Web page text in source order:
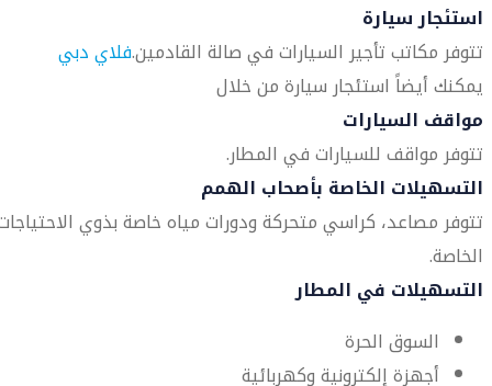
استئجار سيارة
تتوفر مكاتب تأجير السيارات في صالة القادمين.
يمكنك أيضاً استئجار سيارة من خلال
فلاي دبي
مواقف السيارات
تتوفر مواقف للسيارات في المطار.
التسهيلات الخاصة بأصحاب الهمم
تتوفر مصاعد، كراسي متحركة ودورات مياه خاصة بذوي
الخاصة.
التسهيلات في المطار
السوق الحرة
أجهزة إلكترونية وكهربائية